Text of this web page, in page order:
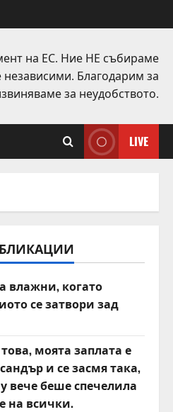
на ЕС. Ние НЕ събираме
Благодарим за
за неудобството.
LIVE
влажни, когато
се затвори зад
моята заплата е
и се засмя така,
вече беше спечелила
на всички.